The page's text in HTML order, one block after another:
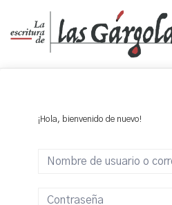
¡Hola, bienvenido de nuevo!